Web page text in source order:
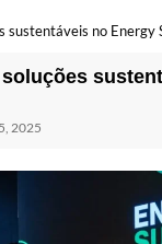
sustentáveis no Energy
2025